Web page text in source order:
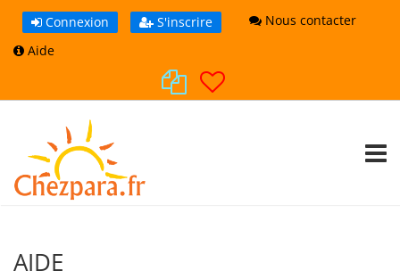
Connexion S'inscrire
Nous contacter
Aide
AIDE